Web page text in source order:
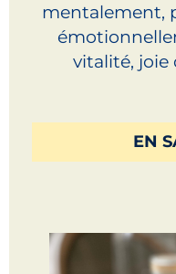
mentalement,
vitalité, joie
EN